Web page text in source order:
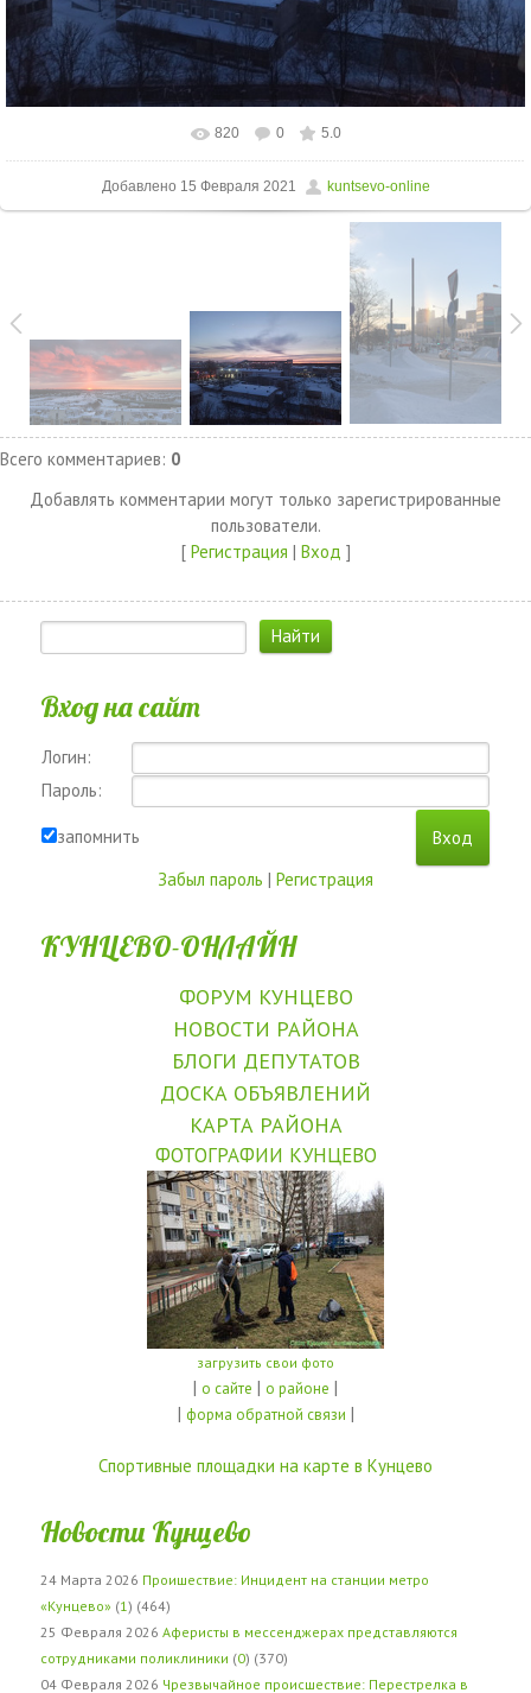
820 0 5.0
Добавлено 15 Февраля 2021 kuntsevo-online
Всего комментариев: 0
Добавлять комментарии могут только зарегистрированные
пользователи.
[ Регистрация | Вход ]
Вход на сайт
Логин:
Пароль:
запомнить
Забыл пароль | Регистрация
КУНЦЕВО-ОНЛАЙН
ФОРУМ КУНЦЕВО
НОВОСТИ РАЙОНА
БЛОГИ ДЕПУТАТОВ
ДОСКА ОБЪЯВЛЕНИЙ
КАРТА РАЙОНА
ФОТОГРАФИИ КУНЦЕВО
загрузить свои фото
| о сайте | о районе |
| форма обратной связи |
Спортивные площадки на карте в Кунцево
Новости Кунцево
24 Марта 2026 Проишествие: Инцидент на станции метро
«Кунцево» (1) (464)
25 Февраля 2026 Аферисты в мессенджерах представляются
сотрудниками поликлиники (0) (370)
04 Февраля 2026 Чрезвычайное происшествие: Перестрелка в